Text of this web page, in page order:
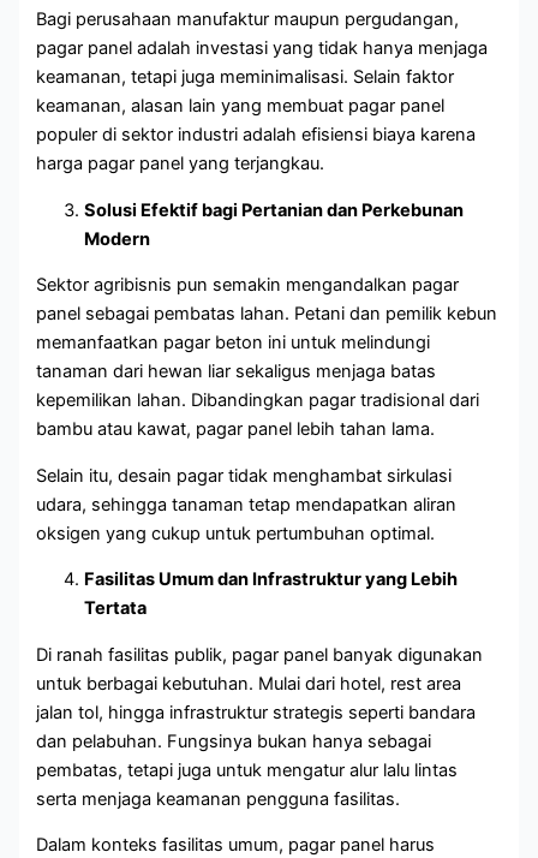
Bagi perusahaan manufaktur maupun pergudangan,
pagar panel adalah investasi yang tidak hanya menjaga
keamanan, tetapi juga meminimalisasi. Selain faktor
keamanan, alasan lain yang membuat pagar panel
populer di sektor industri adalah efisiensi biaya karena
harga pagar panel yang terjangkau.
Solusi Efektif bagi Pertanian dan Perkebunan
Modern
Sektor agribisnis pun semakin mengandalkan pagar
panel sebagai pembatas lahan. Petani dan pemilik kebun
memanfaatkan pagar beton ini untuk melindungi
tanaman dari hewan liar sekaligus menjaga batas
kepemilikan lahan. Dibandingkan pagar tradisional dari
bambu atau kawat, pagar panel lebih tahan lama.
Selain itu, desain pagar tidak menghambat sirkulasi
udara, sehingga tanaman tetap mendapatkan aliran
oksigen yang cukup untuk pertumbuhan optimal.
Fasilitas Umum dan Infrastruktur yang Lebih
Tertata
Di ranah fasilitas publik, pagar panel banyak digunakan
untuk berbagai kebutuhan. Mulai dari hotel, rest area
jalan tol, hingga infrastruktur strategis seperti bandara
dan pelabuhan. Fungsinya bukan hanya sebagai
pembatas, tetapi juga untuk mengatur alur lalu lintas
serta menjaga keamanan pengguna fasilitas.
Dalam konteks fasilitas umum, pagar panel harus